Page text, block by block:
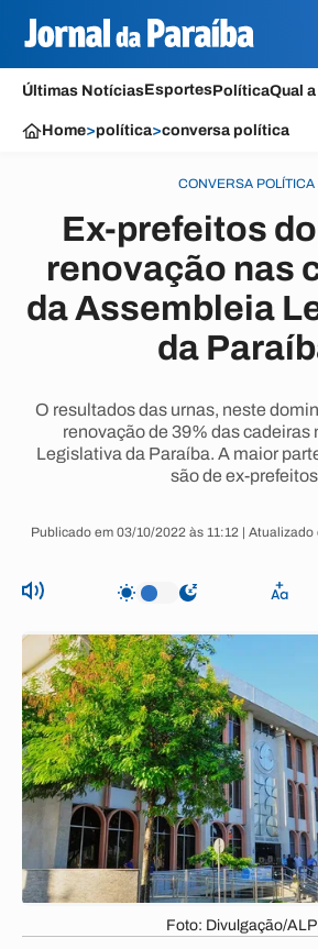
Últimas NotíciasEsportesPolíticaQual
Home>política>conversa política
CONVERSA POLÍTICA
Ex-prefeitos
renovação nas
da Assembleia
da
O resultados das urnas, neste
renovação de 39% das cadeiras
Legislativa da Paraíba. A maior
são de ex-
Publicado em 03/10/2022 às 11:12 |
Foto: Divulgação/